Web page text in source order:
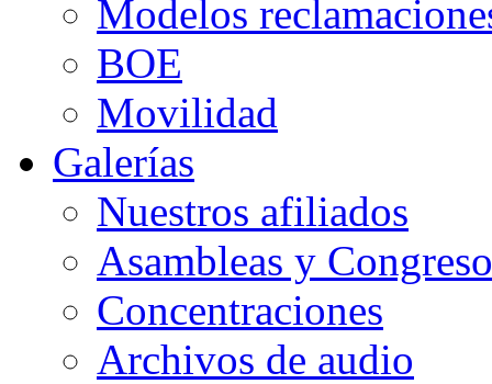
Modelos
BOE
Movilidad
Galerías
Nuestros afiliados
Asambleas y
Concentraciones
Archivos de audio